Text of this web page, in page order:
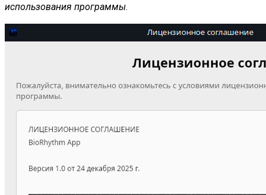
использования программы.